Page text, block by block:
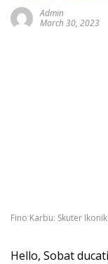
Admin
March 30, 2023
Fino Karbu: Skuter
Hello, Sobat